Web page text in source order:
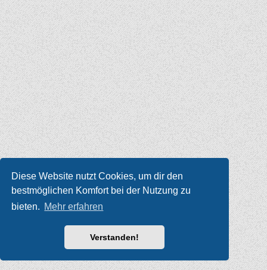
Diese Website nutzt Cookies, um dir den
bestmöglichen Komfort bei der Nutzung zu
bieten. Mehr erfahren
Verstanden!